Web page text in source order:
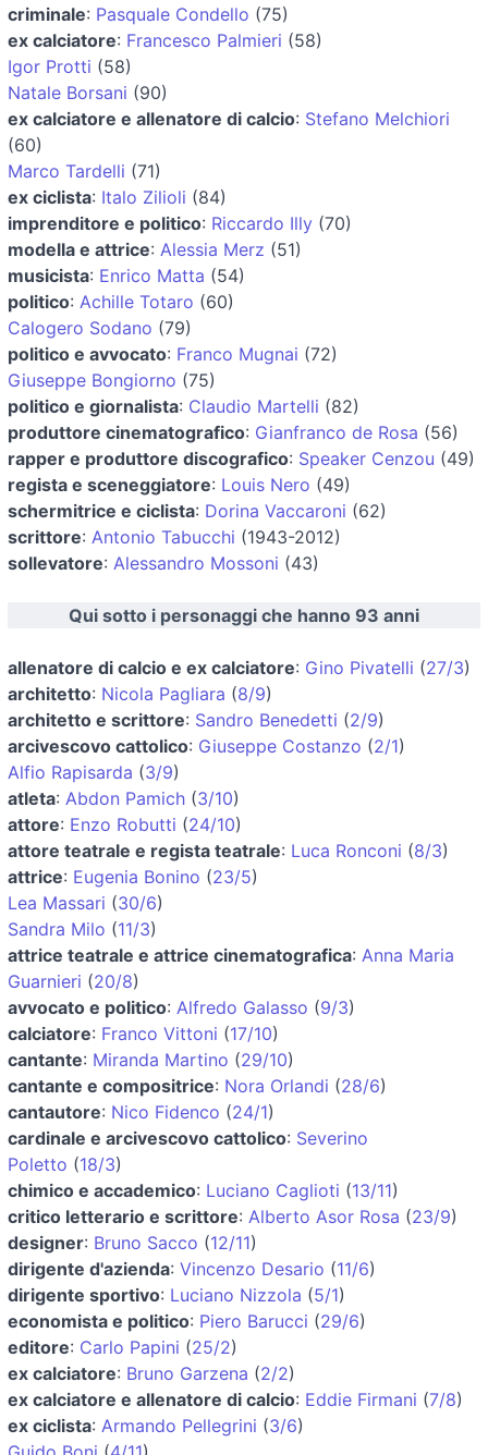
criminale: Pasquale Condello (75)
ex calciatore: Francesco Palmieri (58)
Igor Protti (58)
Natale Borsani (90)
ex calciatore e allenatore di calcio: Stefano Melchiori
(60)
Marco Tardelli (71)
ex ciclista: Italo Zilioli (84)
imprenditore e politico: Riccardo Illy (70)
modella e attrice: Alessia Merz (51)
musicista: Enrico Matta (54)
politico: Achille Totaro (60)
Calogero Sodano (79)
politico e avvocato: Franco Mugnai (72)
Giuseppe Bongiorno (75)
politico e giornalista: Claudio Martelli (82)
produttore cinematografico: Gianfranco de Rosa (56)
rapper e produttore discografico: Speaker Cenzou (49)
regista e sceneggiatore: Louis Nero (49)
schermitrice e ciclista: Dorina Vaccaroni (62)
scrittore: Antonio Tabucchi (1943-2012)
sollevatore: Alessandro Mossoni (43)
Qui sotto i personaggi che hanno 93 anni
allenatore di calcio e ex calciatore: Gino Pivatelli (27/3)
architetto: Nicola Pagliara (8/9)
architetto e scrittore: Sandro Benedetti (2/9)
arcivescovo cattolico: Giuseppe Costanzo (2/1)
Alfio Rapisarda (3/9)
atleta: Abdon Pamich (3/10)
attore: Enzo Robutti (24/10)
attore teatrale e regista teatrale: Luca Ronconi (8/3)
attrice: Eugenia Bonino (23/5)
Lea Massari (30/6)
Sandra Milo (11/3)
attrice teatrale e attrice cinematografica: Anna Maria
Guarnieri (20/8)
avvocato e politico: Alfredo Galasso (9/3)
calciatore: Franco Vittoni (17/10)
cantante: Miranda Martino (29/10)
cantante e compositrice: Nora Orlandi (28/6)
cantautore: Nico Fidenco (24/1)
cardinale e arcivescovo cattolico: Severino
Poletto (18/3)
chimico e accademico: Luciano Caglioti (13/11)
critico letterario e scrittore: Alberto Asor Rosa (23/9)
designer: Bruno Sacco (12/11)
dirigente d'azienda: Vincenzo Desario (11/6)
dirigente sportivo: Luciano Nizzola (5/1)
economista e politico: Piero Barucci (29/6)
editore: Carlo Papini (25/2)
ex calciatore: Bruno Garzena (2/2)
ex calciatore e allenatore di calcio: Eddie Firmani (7/8)
ex ciclista: Armando Pellegrini (3/6)